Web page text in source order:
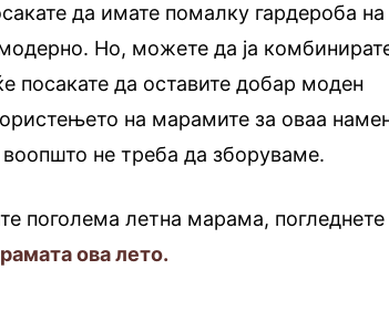
да имате помалку гардероба на
Но, можете да ја
посакате да оставите добар моден
на марамите за оваа
не треба да зборуваме.
поголема летна марама, погледнете
ова лето.